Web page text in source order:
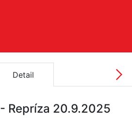
Detail
- Repríza 20.9.2025